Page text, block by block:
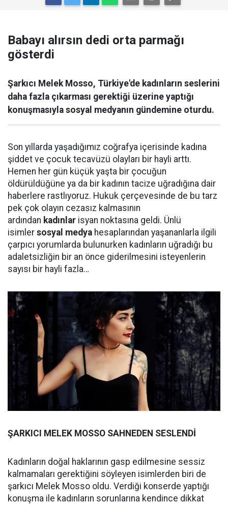
Babayı alırsın dedi orta parmağı
gösterdi
Şarkıcı Melek Mosso, Türkiye'de kadınların seslerini
daha fazla çıkarması gerektiği üzerine yaptığı
konuşmasıyla sosyal medyanın gündemine oturdu.
Son yıllarda yaşadığımız coğrafya içerisinde kadına
şiddet ve çocuk tecavüzü olayları bir hayli arttı.
Hemen her gün küçük yaşta bir çocuğun
öldürüldüğüne ya da bir kadının tacize uğradığına dair
haberlere rastlıyoruz. Hukuk çerçevesinde de bu tarz
pek çok olayın cezasız kalmasının
ardından kadınlar isyan noktasına geldi. Ünlü
isimler sosyal medya hesaplarından yaşananlarla ilgili
çarpıcı yorumlarda bulunurken kadınların uğradığı bu
adaletsizliğin bir an önce giderilmesini isteyenlerin
sayısı bir hayli fazla…
ŞARKICI MELEK MOSSO SAHNEDEN SESLENDİ
Kadınların doğal haklarının gasp edilmesine sessiz
kalmamaları gerektiğini söyleyen isimlerden biri de
şarkıcı Melek Mosso oldu. Verdiği konserde yaptığı
konuşma ile kadınların sorunlarına kendince dikkat